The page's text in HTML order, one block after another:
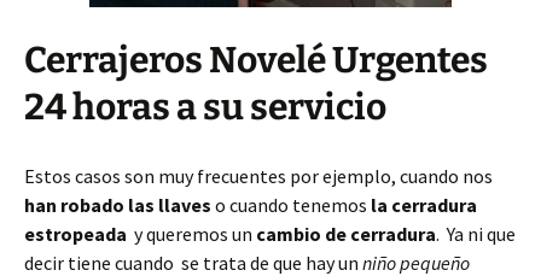
Cerrajeros Novelé Urgentes
24 horas a su servicio
Estos casos son muy frecuentes por ejemplo, cuando nos
han robado las llaves o cuando tenemos la cerradura
estropeada y queremos un cambio de cerradura. Ya ni que
decir tiene cuando se trata de que hay un niño pequeño